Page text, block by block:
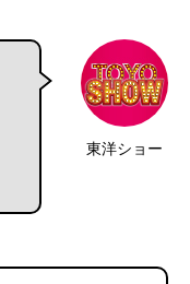
東洋ショー